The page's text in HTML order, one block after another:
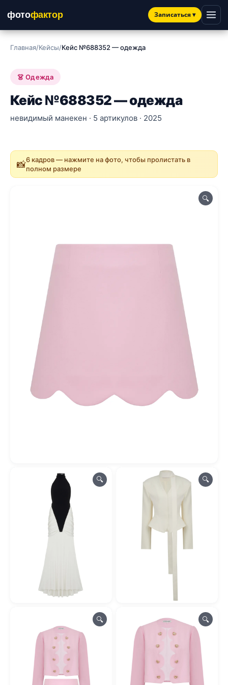
фотофактор Записаться▾
Главная/Кейсы/Кейс №688352 — одежда
👗 Одежда
Кейс №688352 — одежда
невидимый манекен · 5 артикулов · 2025
📸6 кадров — нажмите на фото, чтобы пролистать в
полном размере
🔍
🔍 🔍
🔍 🔍